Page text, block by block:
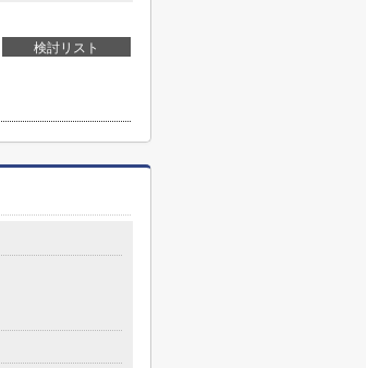
検討リスト